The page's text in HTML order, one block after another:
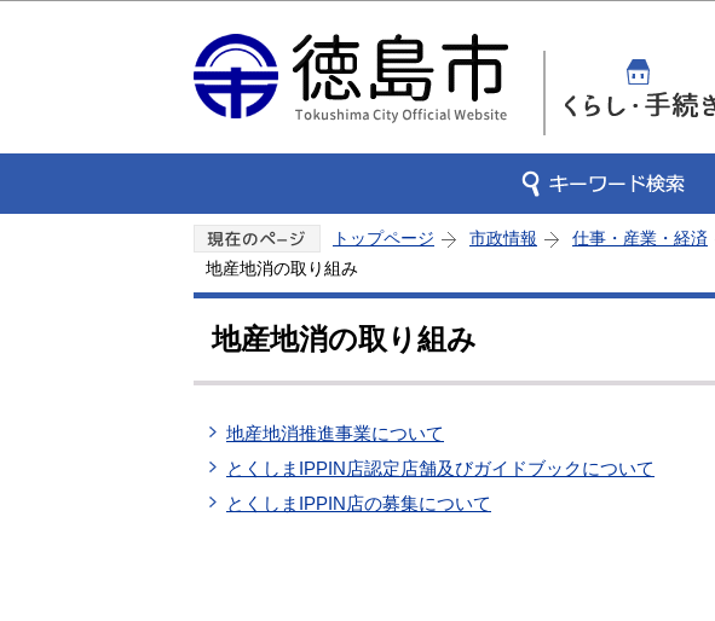
トップページ 市政情報 仕事・産業・経済
地産地消の取り組み
地産地消の取り組み
地産地消推進事業について
とくしまIPPIN店認定店舗及びガイドブックについて
とくしまIPPIN店の募集について